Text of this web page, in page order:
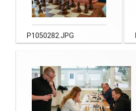
P1050282.JPG